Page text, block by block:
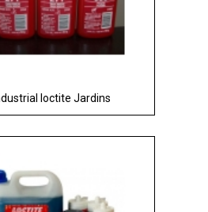
loctite Jardins